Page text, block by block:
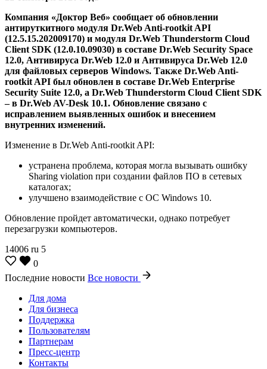
Компания «Доктор Веб» сообщает об обновлении
антируткитного модуля Dr.Web Anti-rootkit API
(12.5.15.202009170) и модуля Dr.Web Thunderstorm Cloud
Client SDK (12.0.10.09030) в составе Dr.Web Security Space
12.0, Антивируса Dr.Web 12.0 и Антивируса Dr.Web 12.0
для файловых серверов Windows. Также Dr.Web Anti-
rootkit API был обновлен в составе Dr.Web Enterprise
Security Suite 12.0, а Dr.Web Thunderstorm Cloud Client SDK
– в Dr.Web AV-Desk 10.1. Обновление связано с
исправлением выявленных ошибок и внесением
внутренних изменений.
Изменение в Dr.Web Anti-rootkit API:
устранена проблема, которая могла вызывать ошибку
Sharing violation при создании файлов ПО в сетевых
каталогах;
улучшено взаимодействие с ОС Windows 10.
Обновление пройдет автоматически, однако потребует
перезагрузки компьютеров.
14006 ru 5
0
Последние новости Все новости
Для дома
Для бизнеса
Поддержка
Пользователям
Партнерам
Пресс-центр
Контакты